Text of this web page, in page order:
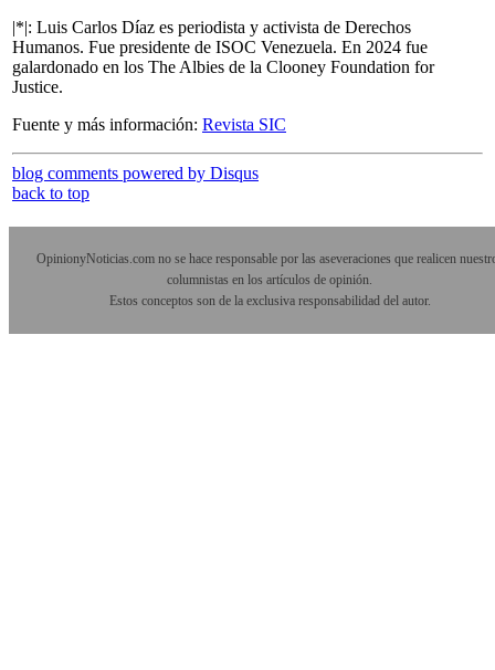
|*|: Luis Carlos Díaz es periodista y activista de Derechos
Humanos. Fue presidente de ISOC Venezuela. En 2024 fue
galardonado en los The Albies de la Clooney Foundation for
Justice.
Fuente y más información: Revista SIC
blog comments powered by Disqus
back to top
OpinionyNoticias.com no se hace responsable por las aseveraciones que realicen
columnistas en los artículos de opinión.
Estos conceptos son de la exclusiva responsabilidad del autor.